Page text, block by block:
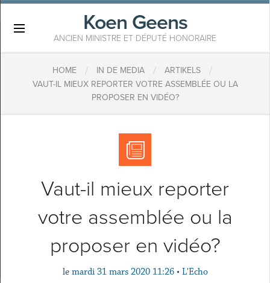
Koen Geens
ANCIEN MINISTRE ET DÉPUTÉ HONORAIRE
HOME / IN DE MEDIA / ARTIKELS /
VAUT-IL MIEUX REPORTER VOTRE ASSEMBLÉE OU LA
PROPOSER EN VIDÉO?
Vaut-il mieux reporter
votre assemblée ou la
proposer en vidéo?
le mardi 31 mars 2020 11:26 • L'Echo